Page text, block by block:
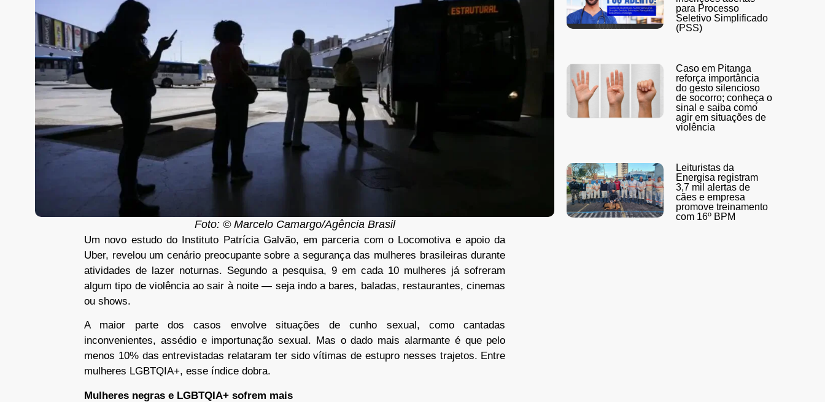
Foto: © Marcelo Camargo/Agência Brasil
Um novo estudo do Instituto Patrícia Galvão, em parceria com o Locomotiva e apoio da
Uber, revelou um cenário preocupante sobre a segurança das mulheres brasileiras durante
atividades de lazer noturnas. Segundo a pesquisa, 9 em cada 10 mulheres já sofreram
algum tipo de violência ao sair à noite — seja indo a bares, baladas, restaurantes, cinemas
ou shows.
A maior parte dos casos envolve situações de cunho sexual, como cantadas
inconvenientes, assédio e importunação sexual. Mas o dado mais alarmante é que pelo
menos 10% das entrevistadas relataram ter sido vítimas de estupro nesses trajetos. Entre
mulheres LGBTQIA+, esse índice dobra.
Mulheres negras e LGBTQIA+ sofrem mais
para Processo
Seletivo Simplificado
(PSS)
Caso em Pitanga
reforça importância
do gesto silencioso
de socorro; conheça o
sinal e saiba como
agir em situações de
violência
Leituristas da
Energisa registram
3,7 mil alertas de
cães e empresa
promove treinamento
com 16º BPM